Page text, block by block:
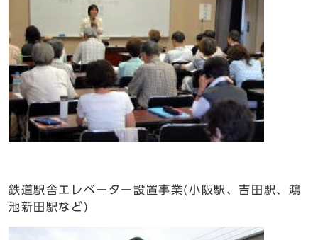
鉄道駅舎エレベーター設置事業(小阪駅、吉田駅、鴻
池新田駅など)